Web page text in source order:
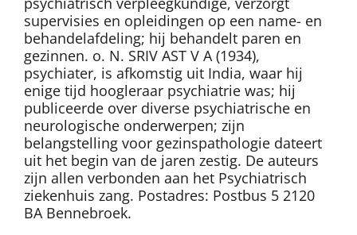
supervisies en opleidingen op een name- en
behandelafdeling; hij behandelt paren en
gezinnen. o. N. SRIV AST V A (1934),
psychiater, is afkomstig uit India, waar hij
enige tijd hoogleraar psychiatrie was; hij
publiceerde over diverse psychiatrische en
neurologische onderwerpen; zijn
belangstelling voor gezinspathologie dateert
uit het begin van de jaren zestig. De auteurs
zijn allen verbonden aan het Psychiatrisch
ziekenhuis zang. Postadres: Postbus 5 2120
BA Bennebroek.